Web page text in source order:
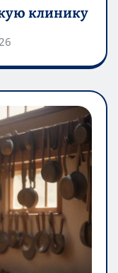
клинику